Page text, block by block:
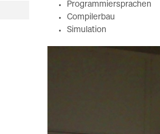
Programmiersprachen
Compilerbau
Simulation